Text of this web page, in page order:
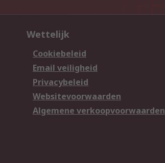
Wettelijk
Cookiebeleid
Email veiligheid
Privacybeleid
Websitevoorwaarden
Algemene verkoopvoorwaarden